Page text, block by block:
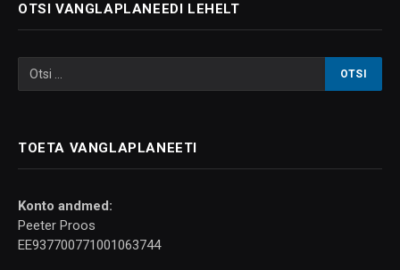
OTSI VANGLAPLANEEDI LEHELT
TOETA VANGLAPLANEETI
Konto andmed:
Peeter Proos
EE937700771001063744